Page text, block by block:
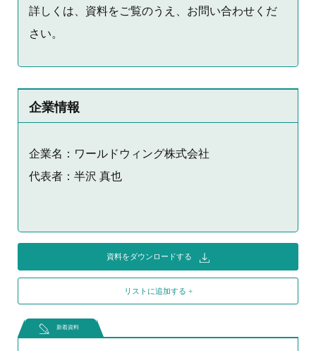
詳しくは、資料をご覧のうえ、お問い合わせくだ
さい。
企業情報
企業名：ワールドウィング株式会社
代表者：半沢 真也
資料をダウンロードする
リストに追加する +
新着資料